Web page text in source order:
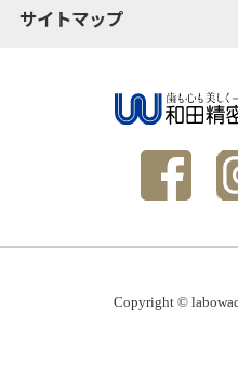
サイトマップ
Copyright ©